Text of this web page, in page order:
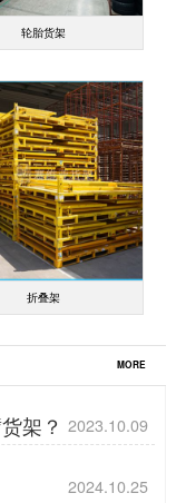
轮胎货架
折叠架
MORE
架？ 2023.10.09
2024.10.25